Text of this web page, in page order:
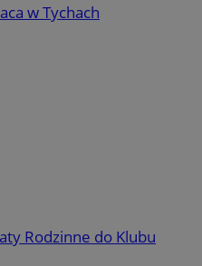
w Tychach
Rodzinne do Klubu